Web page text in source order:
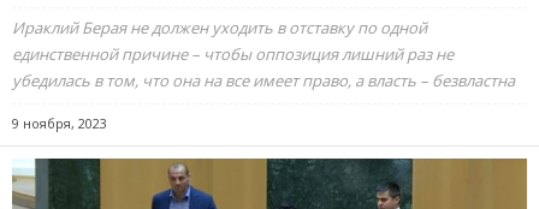
Ираклий Берая не должен уходить в отставку по одной
единственной причине – чтобы оппозиция лишний раз не
убедилась в том, что она на все имеет право, а власть – безвластна
9 ноября, 2023